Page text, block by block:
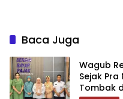
Baca Juga
Wagub
Sejak Pra
Tombak